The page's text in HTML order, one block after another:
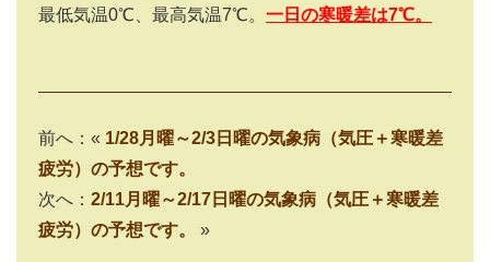
最低気温0℃、最高気温7℃。 一日の寒暖差は7℃。
前へ：« 1/28月曜～2/3日曜の気象病（気圧＋寒暖差
疲労）の予想です。
次へ： 2/11月曜～2/17日曜の気象病（気圧＋寒暖差
疲労）の予想です。
»